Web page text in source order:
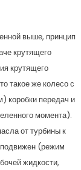
выше, принцип
крутящего
крутящего
такое же колесо с
коробки передач и
момента).
от турбины к
(режим
жидкости,